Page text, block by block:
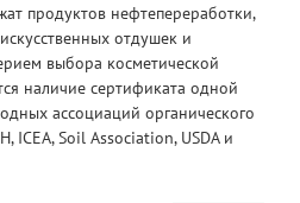
продуктов нефтепереработки,
отдушек и
выбора косметической
наличие сертификата одной
ассоциаций органического
ICEA, Soil Association, USDA и